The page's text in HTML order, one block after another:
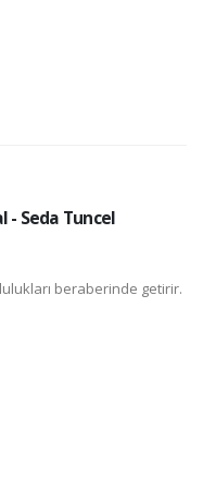
- Seda Tuncel
beraberinde getirir.